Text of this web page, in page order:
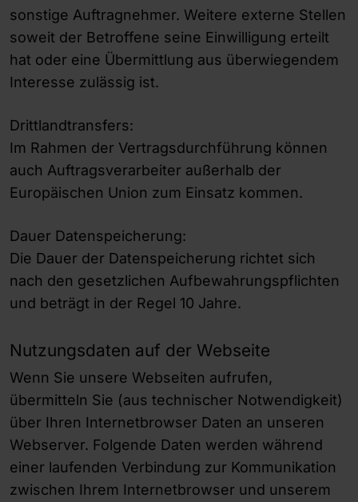
sonstige Auftragnehmer. Weitere externe Stellen
soweit der Betroffene seine Einwilligung erteilt
hat oder eine Übermittlung aus überwiegendem
Interesse zulässig ist.
Drittlandtransfers:
Im Rahmen der Vertragsdurchführung können
auch Auftragsverarbeiter außerhalb der
Europäischen Union zum Einsatz kommen.
Dauer Datenspeicherung:
Die Dauer der Datenspeicherung richtet sich
nach den gesetzlichen Aufbewahrungspflichten
und beträgt in der Regel 10 Jahre.
Nutzungsdaten auf der Webseite
Wenn Sie unsere Webseiten aufrufen,
übermitteln Sie (aus technischer Notwendigkeit)
über Ihren Internetbrowser Daten an unseren
Webserver. Folgende Daten werden während
einer laufenden Verbindung zur Kommunikation
zwischen Ihrem Internetbrowser und unserem